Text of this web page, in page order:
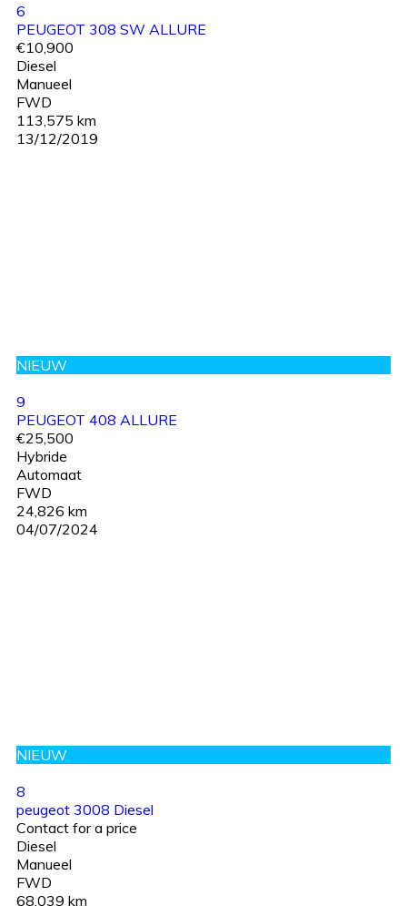
6
PEUGEOT 308 SW ALLURE
€10,900
Diesel
Manueel
FWD
113,575 km
13/12/2019
NIEUW
9
PEUGEOT 408 ALLURE
€25,500
Hybride
Automaat
FWD
24,826 km
04/07/2024
NIEUW
8
peugeot 3008 Diesel
Contact for a price
Diesel
Manueel
FWD
68,039 km